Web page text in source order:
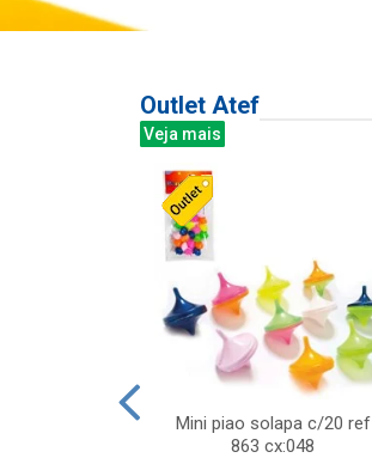
Outlet Atef
Veja mais
Mini piao solapa c/20 ref
863 cx:048